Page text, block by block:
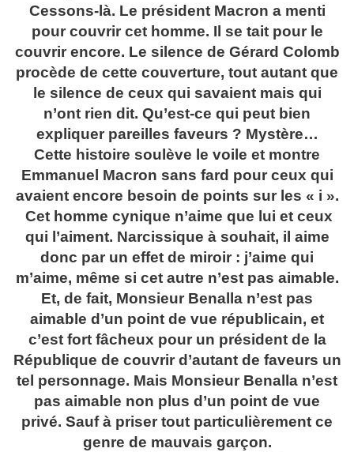
Cessons-là. Le président Macron a menti
pour couvrir cet homme. Il se tait pour le
couvrir encore. Le silence de Gérard Colomb
procède de cette couverture, tout autant que
le silence de ceux qui savaient mais qui
n’ont rien dit. Qu’est-ce qui peut bien
expliquer pareilles faveurs ? Mystère…
Cette histoire soulève le voile et montre
Emmanuel Macron sans fard pour ceux qui
avaient encore besoin de points sur les « i ».
Cet homme cynique n’aime que lui et ceux
qui l’aiment. Narcissique à souhait, il aime
donc par un effet de miroir : j’aime qui
m’aime, même si cet autre n’est pas aimable.
Et, de fait, Monsieur Benalla n’est pas
aimable d’un point de vue républicain, et
c’est fort fâcheux pour un président de la
République de couvrir d’autant de faveurs un
tel personnage. Mais Monsieur Benalla n’est
pas aimable non plus d’un point de vue
privé. Sauf à priser tout particulièrement ce
genre de mauvais garçon.